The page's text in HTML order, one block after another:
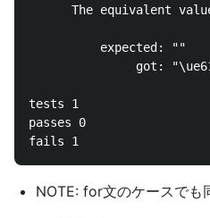
The equivalent
          expected: ""
got:
tests 1
passes 0
NOTE: for文のケースでも